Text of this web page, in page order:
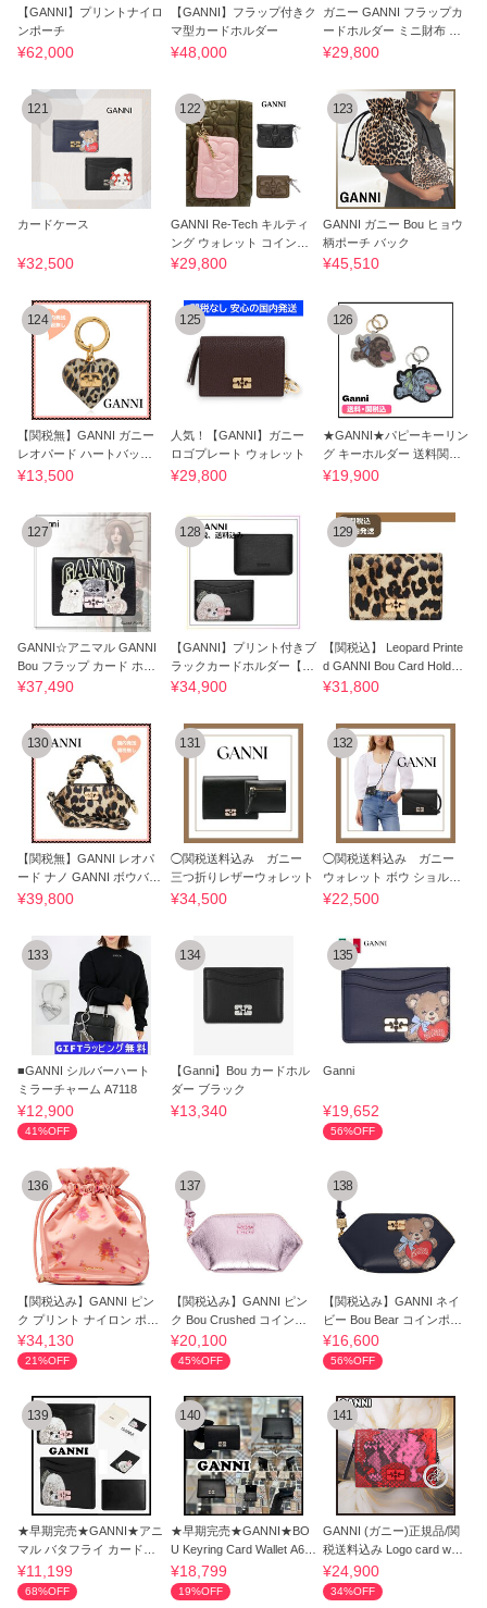
【GANNI】プリントナイロ
ンポーチ
¥62,000
【GANNI】フラップ付きク
マ型カードホルダー
¥48,000
ガニー GANNI フラップカ
ードホルダー ミニ財布 ド
ッグプリント
¥29,800
121
カードケース
¥32,500
122
GANNI Re-Tech キルティ
ング ウォレット コインケ
ース
¥29,800
123
GANNI ガニー Bou ヒョウ
柄ポーチ バック
¥45,510
124
【関税無】GANNI ガニー
レオパード ハートバッグ
チャーム
¥13,500
125
人気！【GANNI】ガニー
ロゴプレート ウォレット
¥29,800
126
★GANNI★パピーキーリン
グ キーホルダー 送料関税
込み
¥19,900
127
GANNI☆アニマル GANNI
Bou フラップ カード ホル
ダー♪送料込
¥37,490
128
【GANNI】プリント付きブ
ラックカードホルダー【関
税込み】
¥34,900
129
【関税込】 Leopard Printe
d GANNI Bou Card Holder
With Flap
¥31,800
130
【関税無】GANNI レオパ
ード ナノ GANNI ボウバッ
グ チャーム
¥39,800
131
◯関税送料込み ガニー
三つ折りレザーウォレット
¥34,500
132
◯関税送料込み ガニー
ウォレット ボウ ショルダ
ーバッグ
¥22,500
133
■GANNI シルバーハート
ミラーチャーム A7118
¥12,900
41%OFF
134
【Ganni】Bou カードホル
ダー ブラック
¥13,340
135
Ganni
¥19,652
56%OFF
136
【関税込み】GANNI ピン
ク プリント ナイロン ポー
チ
¥34,130
21%OFF
137
【関税込み】GANNI ピン
ク Bou Crushed コインポ
ーチ
¥20,100
45%OFF
138
【関税込み】GANNI ネイ
ビー Bou Bear コインポー
チ
¥16,600
56%OFF
139
★早期完売★GANNI★アニ
マル バタフライ カードケ
ース 財布★
¥11,199
68%OFF
140
★早期完売★GANNI★BO
U Keyring Card Wallet A63
95 099★大人気
¥18,799
19%OFF
141
GANNI (ガニー)正規品/関
税送料込み Logo card walle
t¥24,900
34%OFF